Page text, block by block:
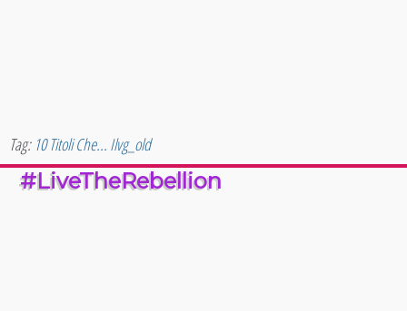
Tag: 10 Titoli Che... Ilvg_old
#LiveTheRebellion